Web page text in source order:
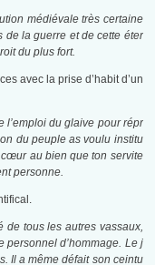
médiévale très certaine
de la guerre et de cette éter
du plus fort.
avec la prise d’habit d’un
l’emploi du glaive pour répr
du peuple as voulu institu
au bien que ton servite
personne.
de tous les autres vassaux,
personnel d’hommage. Le j
Il a même défait son ceintu